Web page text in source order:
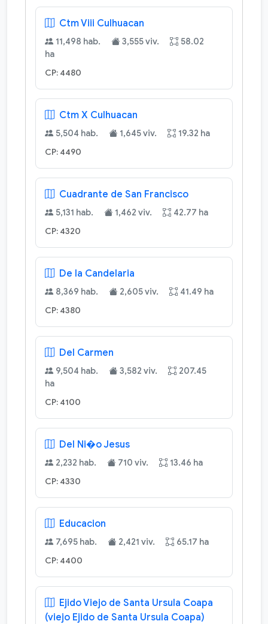
Ctm Viii Culhuacan
11,498 hab. 3,555 viv.
58.02
ha
CP: 4480
Ctm X Culhuacan
5,504 hab. 1,645 viv. 19.32 ha
CP: 4490
Cuadrante de San Francisco
5,131 hab. 1,462 viv. 42.77 ha
CP: 4320
De la Candelaria
8,369 hab. 2,605 viv. 41.49 ha
CP: 4380
Del Carmen
9,504 hab. 3,582 viv.
207.45
ha
CP: 4100
Del Ni�o Jesus
2,232 hab. 710 viv. 13.46 ha
CP: 4330
Educacion
7,695 hab. 2,421 viv. 65.17 ha
CP: 4400
Ejido Viejo de Santa Ursula Coapa
(viejo Ejido de Santa Ursula Coapa)